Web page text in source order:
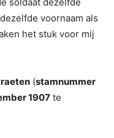
voornaam als
het stuk voor mij
(stamnummer
1907 te